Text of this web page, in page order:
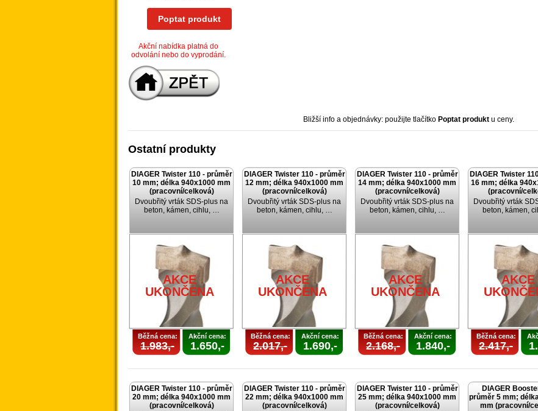
Poptat produkt
Akční nabídka platná do
odvolání nebo do vyprodání.
Bližší info a objednávky: použijte tlačítko Poptat produktu ceny.
Ostatní produkty
DIAGER Twister 110 - průměr
10 mm; délka 940x1000 mm
(pracovní/celková)
Dvoubřitý vrták SDS-plus na
beton, kámen, cihlu, …
AKCE
UKONČENA
Běžná cena:
1.983,-
Akční cena:
1.650,-
DIAGER Twister 110 - průměr
12 mm; délka 940x1000 mm
(pracovní/celková)
Dvoubřitý vrták SDS-plus na
beton, kámen, cihlu, …
AKCE
UKONČENA
Běžná cena:
2.017,-
Akční cena:
1.690,-
DIAGER Twister 110 - průměr
14 mm; délka 940x1000 mm
(pracovní/celková)
Dvoubřitý vrták SDS-plus na
beton, kámen, cihlu, …
AKCE
UKONČENA
Běžná cena:
2.168,-
Akční cena:
1.840,-
DIAGER Twister
16 mm; délka
(pracovní/
Dvoubřitý vrták
beton, kámen,
AKCE
Běžná cena:
2.417,-
DIAGER Twister 110 - průměr
20 mm; délka 940x1000 mm
(pracovní/celková)
DIAGER Twister 110 - průměr
22 mm; délka 940x1000 mm
(pracovní/celková)
DIAGER Twister 110 - průměr
25 mm; délka 940x1000 mm
(pracovní/celková)
DIAGER
průměr 5 mm;
mm (pracovní/